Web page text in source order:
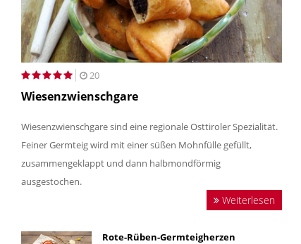
20
Wiesenzwienschgare
Wiesenzwienschgare sind eine regionale Osttiroler Spezialität.
Feiner Germteig wird mit einer süßen Mohnfülle gefüllt,
zusammengeklappt und dann halbmondförmig
ausgestochen.
Weiterlesen
Rote-Rüben-Germteigherzen